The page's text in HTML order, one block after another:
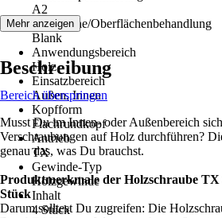
A2
Oberfläche/Oberflächenbehandlung
Blank
Anwendungsbereich
Holz
Einsatzbereich
Außen, Innen
Kopfform
Flachrundkopf
Antrieb
TX
Gewinde-Typ
Holzgewinde
Inhalt
4 Stück
Mehr anzeigen
Beschreibung
Bereich überspringen
Musst Du im Innen- oder Außenbereich
Verschraubungen auf Holz durchführen?
genau das, was Du brauchst.
Produktmerkmale der Holzschraube TX
Stück
Darum solltest Du zugreifen: Die